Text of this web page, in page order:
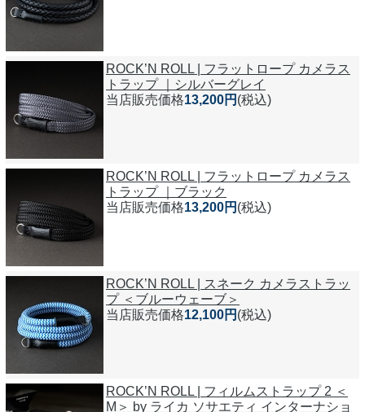
ROCK’N ROLL | フラットロープ カメラス
トラップ ｜シルバーグレイ
当店販売価格13,200円 (税込)
ROCK’N ROLL | フラットロープ カメラス
トラップ ｜ブラック
当店販売価格13,200円 (税込)
ROCK’N ROLL | スネーク カメラストラッ
プ ＜ブルーウェーブ＞
当店販売価格12,100円 (税込)
ROCK’N ROLL | フィルムストラップ 2 ＜
M＞ by ライカ ソサエティ インターナショ